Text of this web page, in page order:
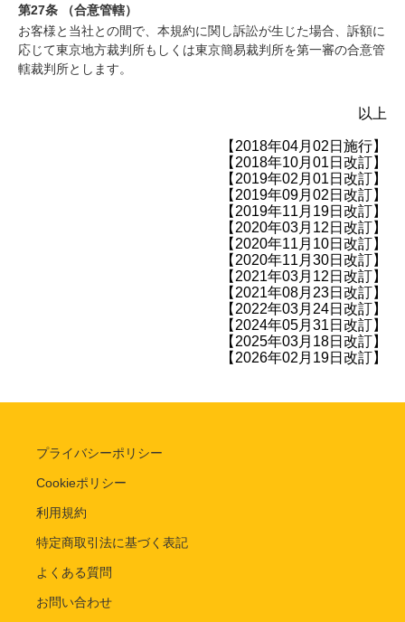
第27条 （合意管轄）
お客様と当社との間で、本規約に関し訴訟が生じた場合、訴額に
応じて東京地方裁判所もしくは東京簡易裁判所を第一審の合意管
轄裁判所とします。
以上
【2018年04月02日施行】
【2018年10月01日改訂】
【2019年02月01日改訂】
【2019年09月02日改訂】
【2019年11月19日改訂】
【2020年03月12日改訂】
【2020年11月10日改訂】
【2020年11月30日改訂】
【2021年03月12日改訂】
【2021年08月23日改訂】
【2022年03月24日改訂】
【2024年05月31日改訂】
【2025年03月18日改訂】
【2026年02月19日改訂】
プライバシーポリシー
Cookieポリシー
利用規約
特定商取引法に基づく表記
よくある質問
お問い合わせ